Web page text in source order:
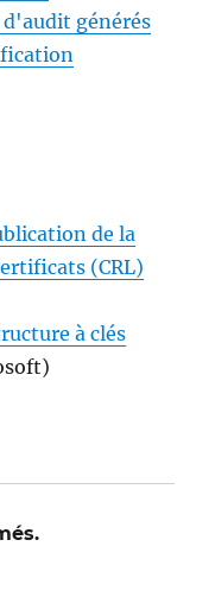
d'audit générés
de la
(CRL)
à clés